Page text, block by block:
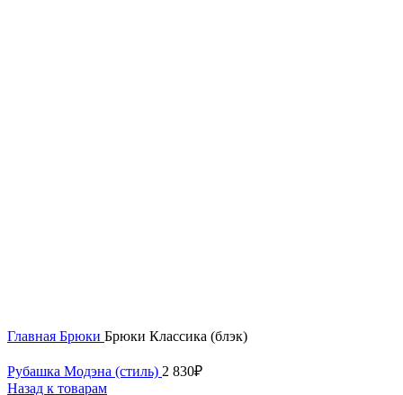
Главная Брюки Брюки Классика (блэк)
Рубашка Модэна (стиль) 2 830₽
Назад к товарам